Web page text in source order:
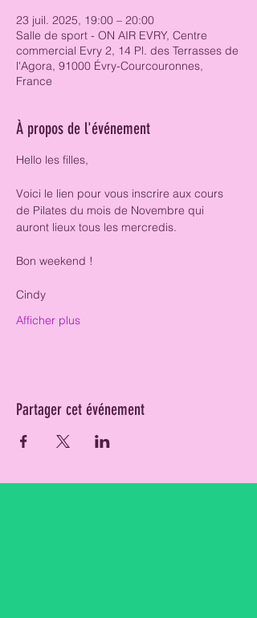
23 juil. 2025, 19:00 – 20:00
Salle de sport - ON AIR EVRY, Centre
commercial Evry 2, 14 Pl. des Terrasses de
l'Agora, 91000 Évry-Courcouronnes,
France
À propos de l'événement
Hello les filles,
Voici le lien pour vous inscrire aux cours
de Pilates du mois de Novembre qui
auront lieux tous les mercredis.
Bon weekend !
Cindy
Afficher plus
Partager cet événement